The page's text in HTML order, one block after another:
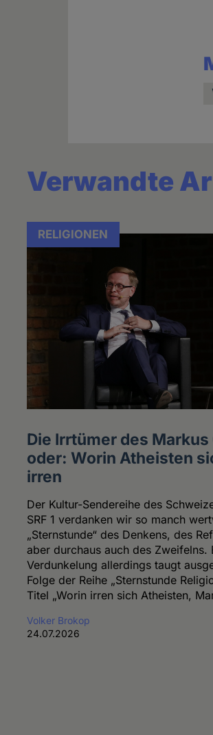
Verwandte
RELIGIONEN
Die Irrtümer des Markus
oder: Worin Atheisten
irren
Der Kultur-Sendereihe des
SRF 1 verdanken wir so manch
„Sternstunde“ des Denkens, des
aber durchaus auch des Zweifelns.
Verdunkelung allerdings taugt
Folge der Reihe „Sternstunde
Titel „Worin irren sich Atheisten,
Volker Brokop
24.07.2026